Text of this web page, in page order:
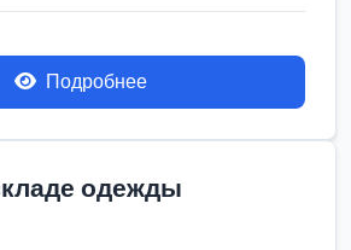
Подробнее
одежды